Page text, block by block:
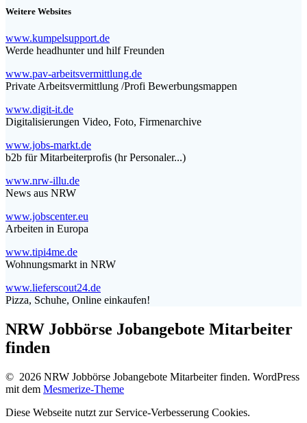
Weitere Websites
www.kumpelsupport.de
Werde headhunter und hilf Freunden
www.pav-arbeitsvermittlung.de
Private Arbeitsvermittlung /Profi Bewerbungsmappen
www.digit-it.de
Digitalisierungen Video, Foto, Firmenarchive
www.jobs-markt.de
b2b für Mitarbeiterprofis (hr Personaler...)
www.nrw-illu.de
News aus NRW
www.jobscenter.eu
Arbeiten in Europa
www.tipi4me.de
Wohnungsmarkt in NRW
www.lieferscout24.de
Pizza, Schuhe, Online einkaufen!
NRW Jobbörse Jobangebote Mitarbeiter
finden
© 2026 NRW Jobbörse Jobangebote Mitarbeiter finden. WordPress
mit dem Mesmerize-Theme
Diese Webseite nutzt zur Service-Verbesserung Cookies.